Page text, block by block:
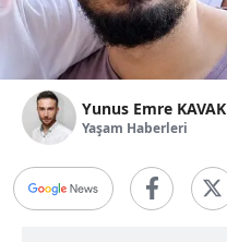
Yunus Emre KAVAK
Yaşam Haberleri